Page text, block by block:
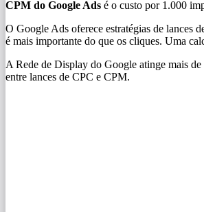
CPM do Google Ads é o custo por 1.000
O Google Ads oferece estratégias de lances
é mais importante do que os cliques. Uma
A Rede de Display do Google atinge mais
entre lances de CPC e CPM.